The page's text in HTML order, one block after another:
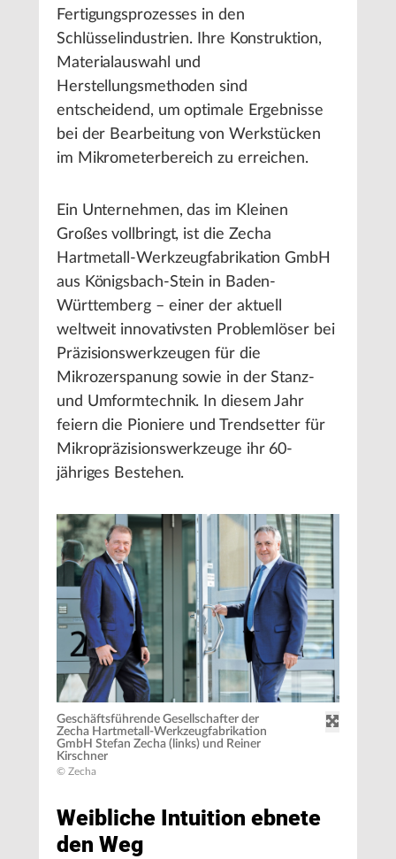
Fertigungsprozesses in den
Schlüsselindustrien. Ihre Konstruktion,
Materialauswahl und
Herstellungsmethoden sind
entscheidend, um optimale Ergebnisse
bei der Bearbeitung von Werkstücken
im Mikrometerbereich zu erreichen.
Ein Unternehmen, das im Kleinen
Großes vollbringt, ist die Zecha
Hartmetall-Werkzeugfabrikation GmbH
aus Königsbach-Stein in Baden-
Württemberg – einer der aktuell
weltweit innovativsten Problemlöser bei
Präzisionswerkzeugen für die
Mikrozerspanung sowie in der Stanz-
und Umformtechnik. In diesem Jahr
feiern die Pioniere und Trendsetter für
Mikropräzisionswerkzeuge ihr 60-
jähriges Bestehen.
Geschäftsführende Gesellschafter der
Zecha Hartmetall-Werkzeugfabrikation
GmbH Stefan Zecha (links) und Reiner
Kirschner
© Zecha
Weibliche Intuition ebnete
den Weg